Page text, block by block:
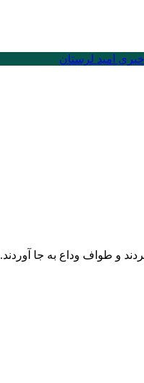
و طواف وداع به جا آوردند.